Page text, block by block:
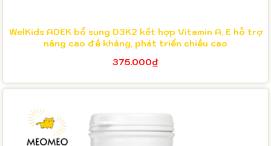
WelKids ADEK bổ sung D3K2 kết hợp Vitamin A, E hỗ trợ
nâng cao đề kháng, phát triển chiều cao
375.000₫